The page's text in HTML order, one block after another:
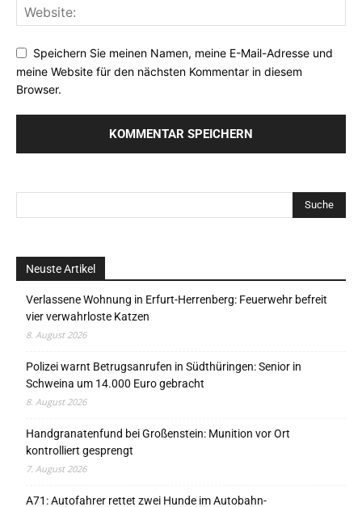
Speichern Sie meinen Namen, meine E-Mail-Adresse und
meine Website für den nächsten Kommentar in diesem
Browser.
Neuste Artikel
Verlassene Wohnung in Erfurt-Herrenberg: Feuerwehr befreit
vier verwahrloste Katzen
8. August 2026
Polizei warnt Betrugsanrufen in Südthüringen: Senior in
Schweina um 14.000 Euro gebracht
8. August 2026
Handgranatenfund bei Großenstein: Munition vor Ort
kontrolliert gesprengt
7. August 2026
A71: Autofahrer rettet zwei Hunde im Autobahn-